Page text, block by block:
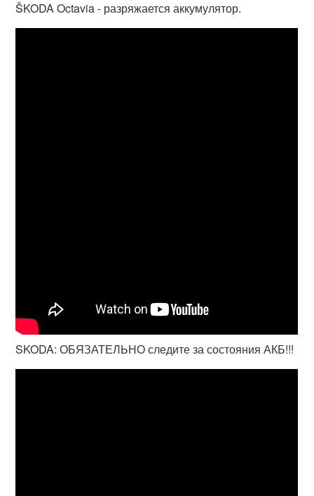
ŠKODA Octavia - разряжается аккумулятор.
SKODA: ОБЯЗАТЕЛЬНО следите за состояния АКБ!!!